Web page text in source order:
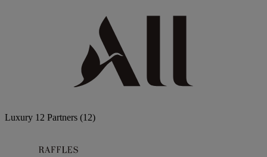
Luxury 12 Partners (12)